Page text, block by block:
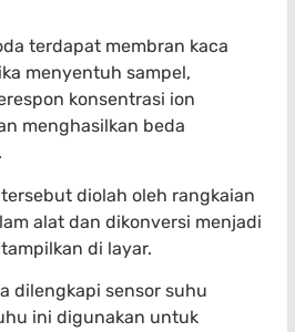
terdapat membran kaca
menyentuh sampel,
konsentrasi ion
menghasilkan beda
diolah oleh rangkaian
alat dan dikonversi menjadi
di layar.
dilengkapi sensor suhu
ini digunakan untuk